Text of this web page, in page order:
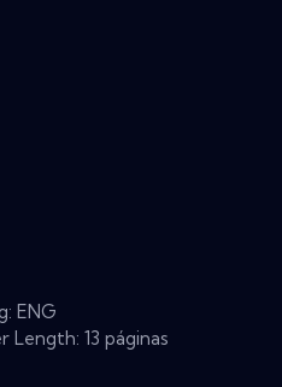
ENG
Length: 13 páginas